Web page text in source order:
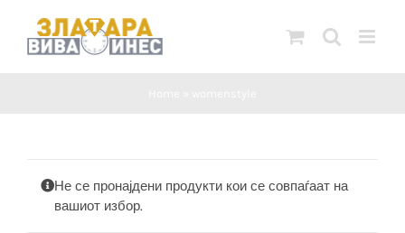
Не се пронајдени продукти кои се совпаѓаат на
вашиот избор.